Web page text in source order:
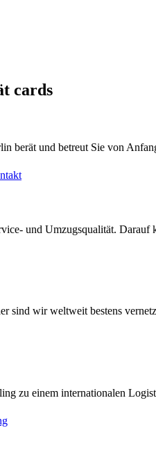
cards
berät und betreut Sie von
und Umzugsqualität. Darauf
sind wir weltweit bestens
zu einem internationalen